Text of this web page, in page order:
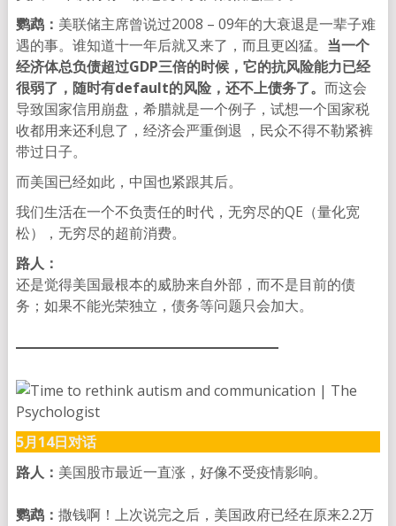
鹦鹉： 美联储主席曾说过2008 – 09年的大衰退是一辈子难
遇的事。谁知道十一年后就又来了，而且更凶猛。 当一个
经济体总负债超过GDP三倍的时候，它的抗风险能力已经
很弱了，随时有default的风险，还不上债务了。 而这会
导致国家信用崩盘，希腊就是一个例子，试想一个国家税
收都用来还利息了，经济会严重倒退 ，民众不得不勒紧裤
带过日子。
而美国已经如此，中国也紧跟其后。
我们生活在一个不负责任的时代，无穷尽的QE（量化宽
松），无穷尽的超前消费。
路人：
还是觉得美国最根本的威胁来自外部，而不是目前的债
务；如果不能光荣独立，债务等问题只会加大。
5月14日对话
路人： 美国股市最近一直涨，好像不受疫情影响。
鹦鹉： 撒钱啊！上次说完之后，美国政府已经在原来2.2万